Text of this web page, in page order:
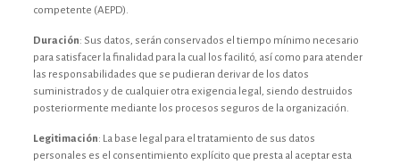
competente (AEPD).
Duración: Sus datos, serán conservados el tiempo mínimo necesario
para satisfacer la finalidad para la cual los facilitó, así como para atender
las responsabilidades que se pudieran derivar de los datos
suministrados y de cualquier otra exigencia legal, siendo destruidos
posteriormente mediante los procesos seguros de la organización.
Legitimación: La base legal para el tratamiento de sus datos
personales es el consentimiento explícito que presta al aceptar esta